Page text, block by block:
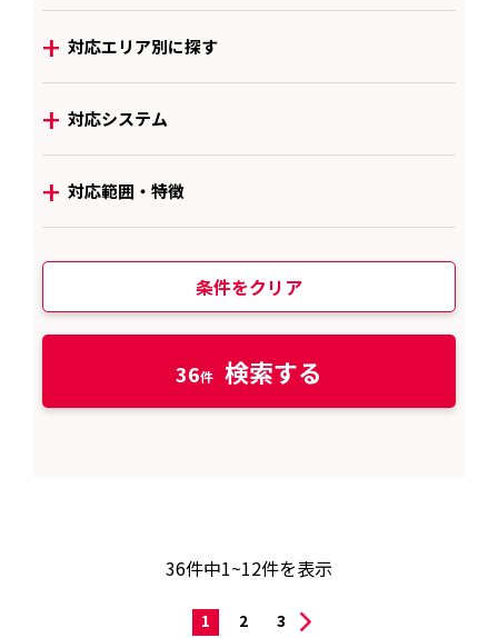
+ 対応エリア別に探す
+ 対応システム
+ 対応範囲・特徴
条件をクリア
36 検索する
36件中1~12件を表示
1 2 3